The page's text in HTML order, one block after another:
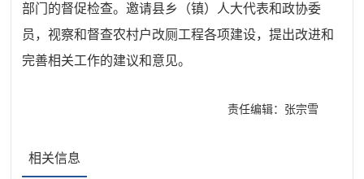
部门的督促检查。邀请县乡（镇）人大代表和政协委
员，视察和督查农村户改厕工程各项建设，提出改进和
完善相关工作的建议和意见。
责任编辑：张宗雪
相关信息